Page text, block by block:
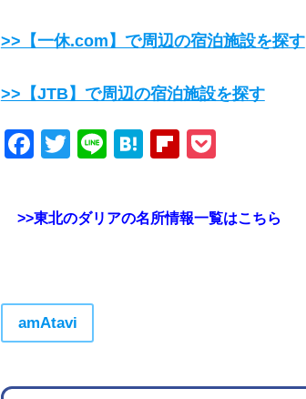
>>【一休.com】で周辺の宿泊施設を探す
>>【JTB】で周辺の宿泊施設を探す
Facebook
Twitter
LineHatenaFlipboard
>>東北のダリアの名所情報一覧はこちら
amAtavi